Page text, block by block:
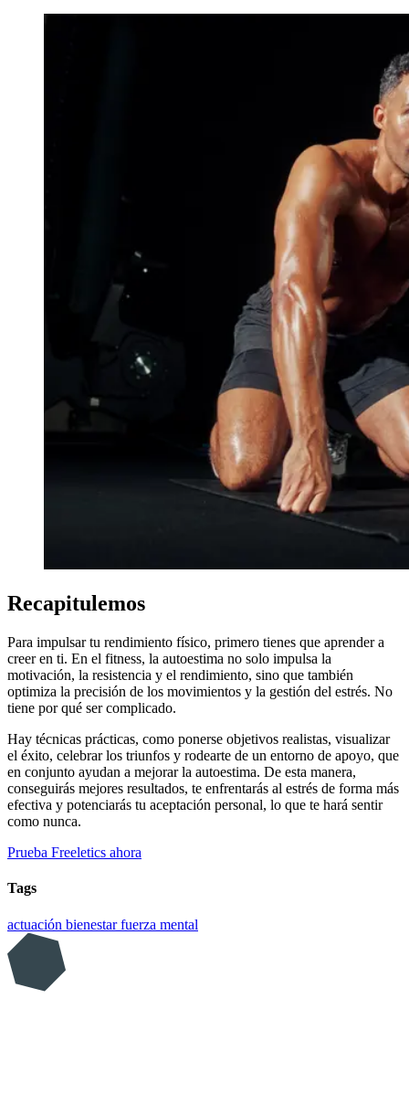
Recapitulemos
Para impulsar tu rendimiento físico, primero tienes que aprender a
creer en ti. En el fitness, la autoestima no solo impulsa la
motivación, la resistencia y el rendimiento, sino que también
optimiza la precisión de los movimientos y la gestión del estrés. No
tiene por qué ser complicado.
Hay técnicas prácticas, como ponerse objetivos realistas, visualizar
el éxito, celebrar los triunfos y rodearte de un entorno de apoyo, que
en conjunto ayudan a mejorar la autoestima. De esta manera,
conseguirás mejores resultados, te enfrentarás al estrés de forma más
efectiva y potenciarás tu aceptación personal, lo que te hará sentir
como nunca.
Prueba Freeletics ahora
Tags
actuación bienestarfuerza mental